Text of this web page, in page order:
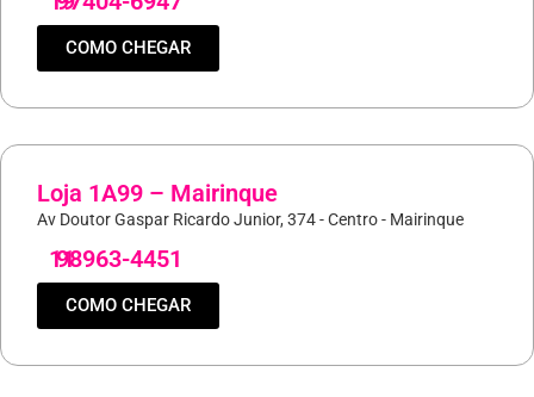
COMO CHEGAR
Loja 1A99 – Mairinque
Av Doutor Gaspar Ricardo Junior, 374 - Centro - Mairinque
11
98963-4451
COMO CHEGAR